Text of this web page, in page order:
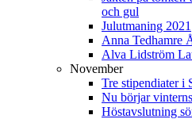
och gul
Julutmaning 2021
Anna Tedhamre
Alva Lidström
November
Tre stipendiater i
Nu börjar
Höstavslutning